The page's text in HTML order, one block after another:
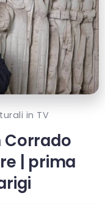
in TV
Corrado
| prima